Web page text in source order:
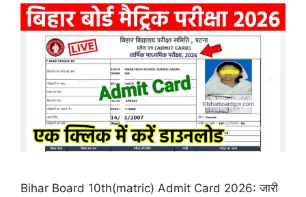
Bihar Board 10th(matric) Admit Card 2026: जारी